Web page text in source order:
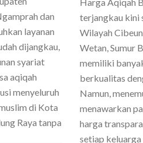
dan
layanan
dijangkau,
syariat
aqiqah
menyeluruh
di Kota
Raya tanpa
terjangkau kini
Wilayah
Wetan, Sumur
memiliki
berkualitas
Namun,
menawarkan
harga
setiap